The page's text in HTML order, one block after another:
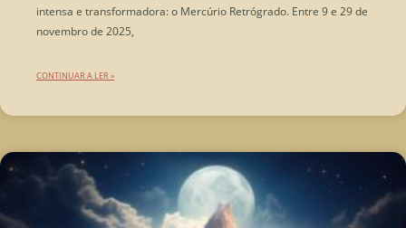
intensa e transformadora: o Mercúrio Retrógrado. Entre 9 e 29 de
novembro de 2025,
CONTINUAR A LER »